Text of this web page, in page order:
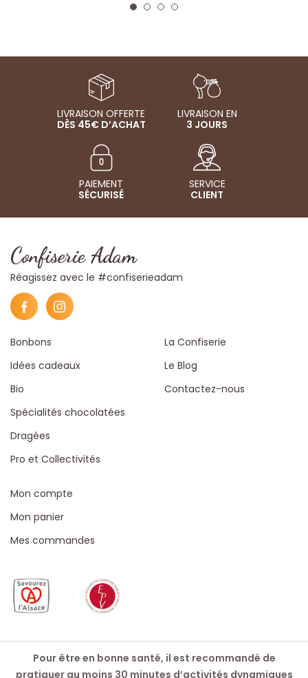
LIVRAISON OFFERTE
DÈS 45€ D’ACHAT
LIVRAISON EN
3 JOURS
PAIEMENT
SÉCURISÉ
SERVICE
CLIENT
Confiserie Adam
Réagissez avec le #confiserieadam
Bonbons
Idées cadeaux
Bio
Spécialités chocolatées
Dragées
Pro et Collectivités
La Confiserie
Le Blog
Contactez-nous
Mon compte
Mon panier
Mes commandes
Pour être en bonne santé, il est recommandé de
pratiquer au moins 30 minutes d’activités dynamiques